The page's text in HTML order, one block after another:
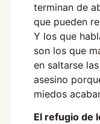
terminan de
que pueden
Y los que
son los que
en saltarse
asesino
miedos
El refugio de